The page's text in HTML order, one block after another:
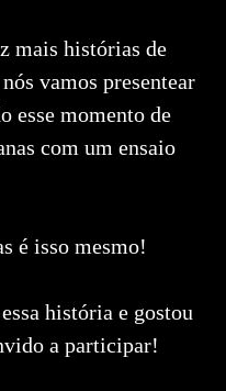
mais histórias de
vamos presentear
esse momento de
com um ensaio
é isso mesmo!
história e gostou
a participar!